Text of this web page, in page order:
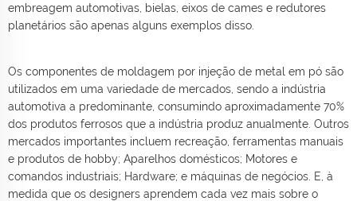
embreagem automotivas, bielas, eixos de cames e redutores
planetários são apenas alguns exemplos disso.
Os componentes de moldagem por injeção de metal em pó são
utilizados em uma variedade de mercados, sendo a indústria
automotiva a predominante, consumindo aproximadamente 70%
dos produtos ferrosos que a indústria produz anualmente. Outros
mercados importantes incluem recreação, ferramentas manuais
e produtos de hobby; Aparelhos domésticos; Motores e
comandos industriais; Hardware; e máquinas de negócios. E, à
medida que os designers aprendem cada vez mais sobre o